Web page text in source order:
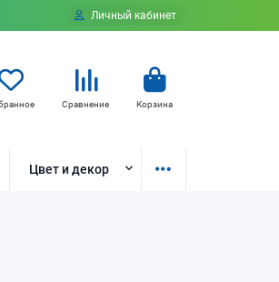
Личный кабинет
Сравнение Корзина
Цвет и декор